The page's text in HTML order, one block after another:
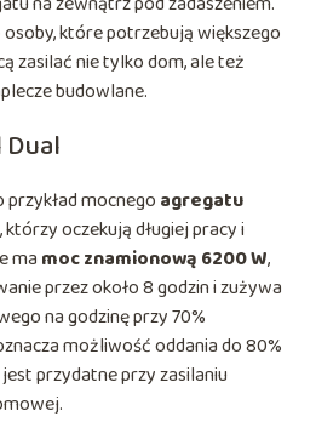
które potrzebują większego
zasilać nie tylko dom, ale też
budowlane.
mocnego agregatu
oczekują długiej pracy i
ma moc znamionową 6200 W,
przez około 8 godzin i zużywa
na godzinę przy 70%
możliwość oddania do 80%
przydatne przy zasilaniu